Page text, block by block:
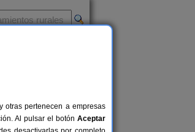
otras pertenecen a empresas
Al pulsar el botón Aceptar